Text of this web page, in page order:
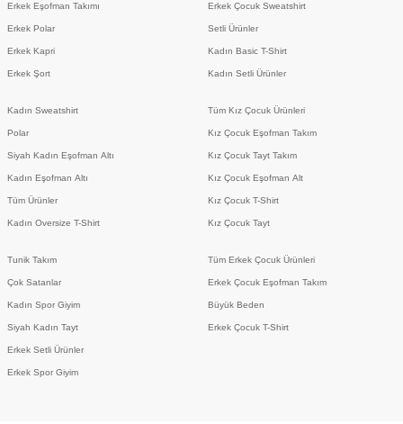
Erkek Eşofman Takımı
Erkek Polar
Erkek Kapri
Erkek Şort
Kadın Sweatshirt
Polar
Siyah Kadın Eşofman Altı
Kadın Eşofman Altı
Tüm Ürünler
Kadın Oversize T-Shirt
Tunik Takım
Çok Satanlar
Kadın Spor Giyim
Siyah Kadın Tayt
Erkek Setli Ürünler
Erkek Spor Giyim
Erkek Çocuk Sweatshirt
Setli Ürünler
Kadın Basic T-Shirt
Kadın Setli Ürünler
Tüm Kız Çocuk Ürünleri
Kız Çocuk Eşofman Takım
Kız Çocuk Tayt Takım
Kız Çocuk Eşofman Alt
Kız Çocuk T-Shirt
Kız Çocuk Tayt
Tüm Erkek Çocuk Ürünleri
Erkek Çocuk Eşofman Takım
Büyük Beden
Erkek Çocuk T-Shirt